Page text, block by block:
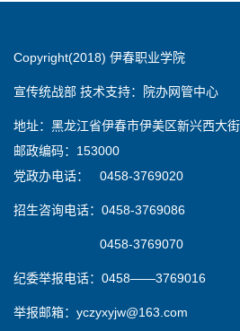
Copyright(2018) 伊春职业学院
宣传统战部 技术支持：院办网管中心
地址：黑龙江省伊春市伊美区新兴西大
邮政编码：153000
党政办电话： 0458-3769020
招生咨询电话：0458-3769086
0458-3769070
纪委举报电话：0458——3769016
举报邮箱：yczyxyjw@163.com